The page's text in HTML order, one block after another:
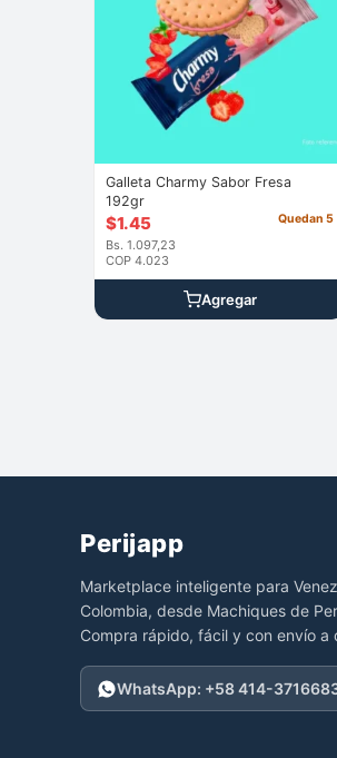
Galleta Charmy Sabor Fresa
192gr
$1.45
Bs. 1.097,23
COP 4.023
Quedan 5
Agregar
Perijapp
Marketplace inteligente para
Colombia, desde Machiques de
Compra rápido, fácil y con envío a
WhatsApp: +58 414-